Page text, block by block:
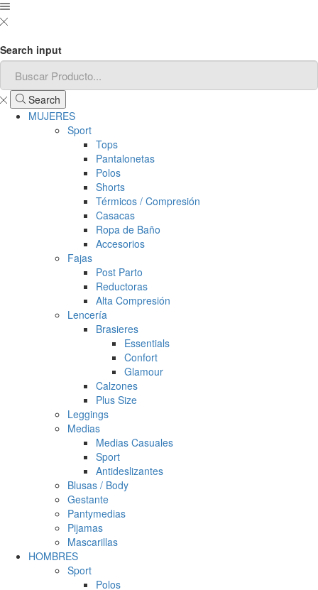
Search input
Search
MUJERES
Sport
Tops
Pantalonetas
Polos
Shorts
Térmicos / Compresión
Casacas
Ropa de Baño
Accesorios
Fajas
Post Parto
Reductoras
Alta Compresión
Lencería
Brasieres
Essentials
Confort
Glamour
Calzones
Plus Size
Leggings
Medias
Medias Casuales
Sport
Antideslizantes
Blusas / Body
Gestante
Pantymedias
Pijamas
Mascarillas
HOMBRES
Sport
Polos